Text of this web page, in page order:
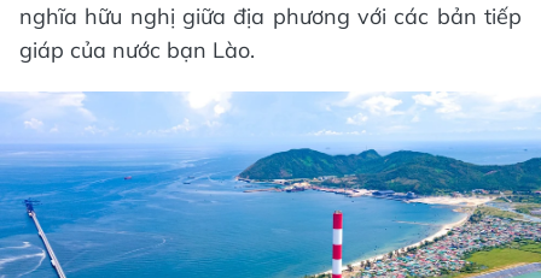
nghĩa hữu nghị giữa địa phương với các bản tiếp
giáp của nước bạn Lào.